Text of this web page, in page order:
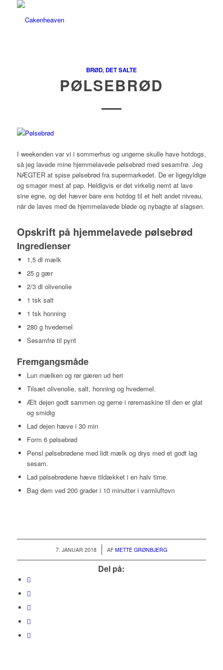
BRØD,DET SALTE
PØLSEBRØD
I weekenden var vi i sommerhus og ungerne skulle have hotdogs,
så jeg lavede mine hjemmelavede pølsebrød med sesamfrø. Jeg
NÆGTER at spise pølsebrød fra supermarkedet. De er ligegyldige
og smager mest af pap. Heldigvis er det virkelig nemt at lave
sine egne, og det hæver bare ens hotdog til et helt andet niveau,
når de laves med de hjemmelavede bløde og nybagte af slagsen.
Opskrift på hjemmelavede pølsebrød
Ingredienser
1,5 dl mælk
25 g gær
2/3 dl olivenolie
1 tsk salt
1 tsk honning
280 g hvedemel
Sesamfrø til pynt
Fremgangsmåde
Lun mælken og rør gæren ud heri
Tilsæt olivenolie, salt, honning og hvedemel.
Ælt dejen godt sammen og gerne i røremaskine til den er glat
og smidig
Lad dejen hæve i 30 min
Form 6 pølsebrød
Pensl pølsebrødene med lidt mælk og drys med et godt lag
sesam.
Lad pølsebrødene hæve tildækket i en halv time.
Bag dem ved 200 grader i 10 minutter i varmluftovn
7. JANUAR 2018
/ AF METTE GRØNBJERG
Del på: